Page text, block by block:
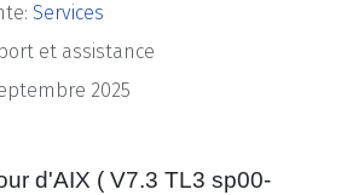
Services
et assistance
2025
d'AIX ( V7.3 TL3 sp00-